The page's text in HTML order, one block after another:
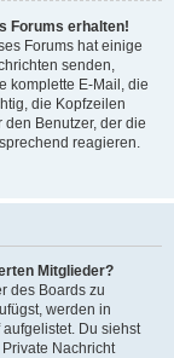
Forums erhalten!
Forums hat einige
senden,
komplette E-Mail, die
die Kopfzeilen
Benutzer, der die
reagieren.
Mitglieder?
des Boards zu
werden in
Du siehst
Nachricht